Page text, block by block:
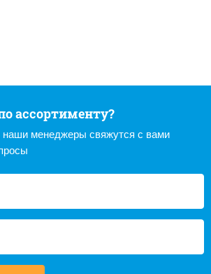
ассортименту?
наши менеджеры свяжутся с вами